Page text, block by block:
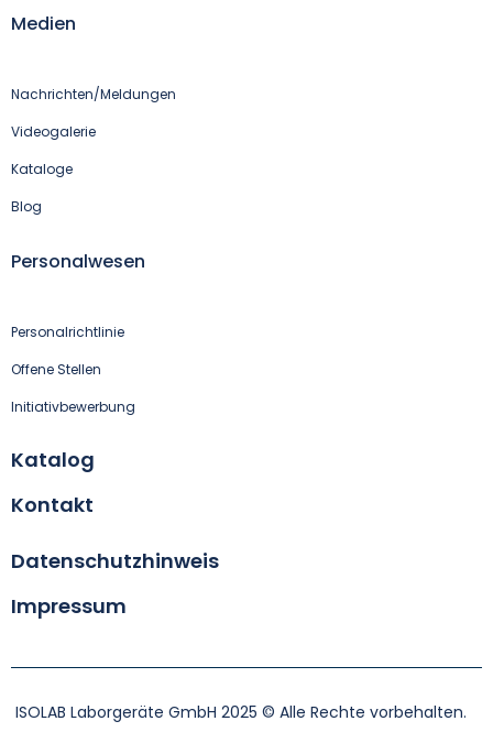
Medien
Nachrichten/Meldungen
Videogalerie
Kataloge
Blog
Personalwesen
Personalrichtlinie
Offene Stellen
Initiativbewerbung
Katalog
Kontakt
Datenschutzhinweis
Impressum
ISOLAB Laborgeräte GmbH 2025 © Alle Rechte vorbehalten.